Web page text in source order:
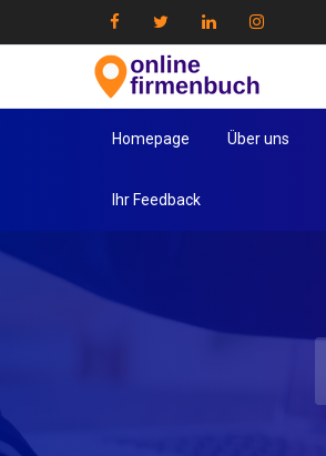
Homepage Über uns
Ihr Feedback